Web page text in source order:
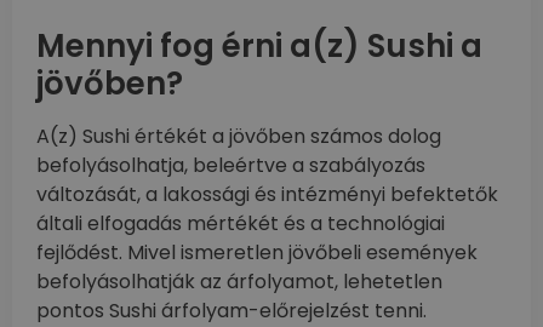
Mennyi fog érni a(z) Sushi a
jövőben?
A(z) Sushi értékét a jövőben számos dolog
befolyásolhatja, beleértve a szabályozás
változását, a lakossági és intézményi befektetők
általi elfogadás mértékét és a technológiai
fejlődést. Mivel ismeretlen jövőbeli események
befolyásolhatják az árfolyamot, lehetetlen
pontos Sushi árfolyam-előrejelzést tenni.